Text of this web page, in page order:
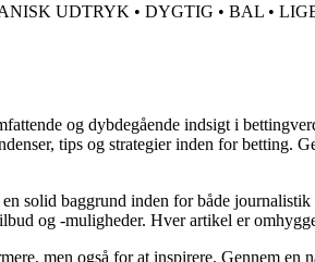
UDTRYK • DYGTIG • BAL •
og dybdegående indsigt i
tips og strategier inden for betting.
solid baggrund inden for både
og -muligheder. Hver artikel er
men også for at inspirere. Gennem